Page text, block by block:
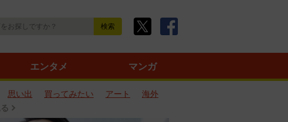
エンタメ マンガ
思い出 買ってみたい アート
海外